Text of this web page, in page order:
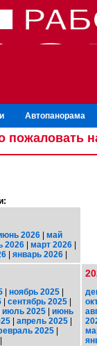
Автопанорама
пожаловать
2026 | май
2026 | март 2026 |
| январь 2026 |
| ноябрь 2025 |
| сентябрь 2025 |
июль 2025 | июнь
| апрель 2025 |
2025 |
|